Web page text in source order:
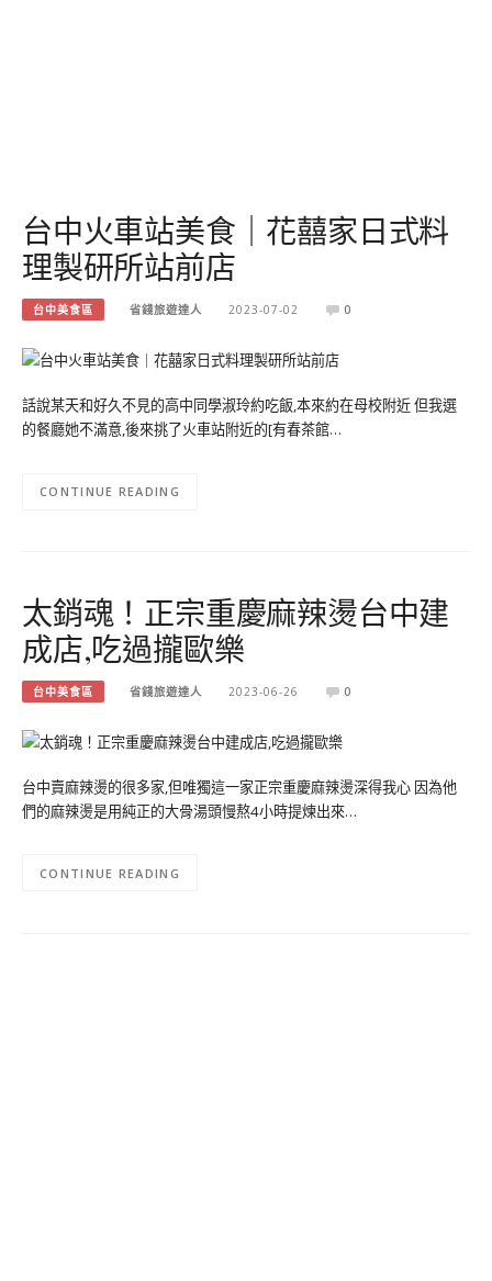
台中火車站美食｜花囍家日式料
理製研所站前店
台中美食區 省錢旅遊達人 2023-07-02 0
話說某天和好久不見的高中同學淑玲約吃飯,本來約在母校附近 但我選
的餐廳她不滿意,後來挑了火車站附近的[有春茶館…
CONTINUE READING
太銷魂！正宗重慶麻辣燙台中建
成店,吃過攏歐樂
台中美食區 省錢旅遊達人 2023-06-26 0
台中賣麻辣燙的很多家,但唯獨這一家正宗重慶麻辣燙深得我心 因為他
們的麻辣燙是用純正的大骨湯頭慢熬4小時提煉出來…
CONTINUE READING